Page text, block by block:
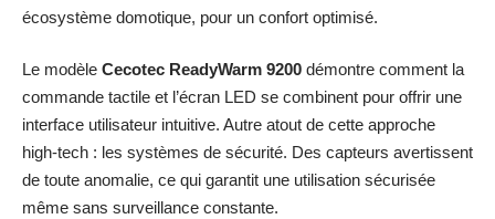
écosystème domotique, pour un confort optimisé.
Le modèle Cecotec ReadyWarm 9200 démontre comment la
commande tactile et l’écran LED se combinent pour offrir une
interface utilisateur intuitive. Autre atout de cette approche
high-tech : les systèmes de sécurité. Des capteurs avertissent
de toute anomalie, ce qui garantit une utilisation sécurisée
même sans surveillance constante.